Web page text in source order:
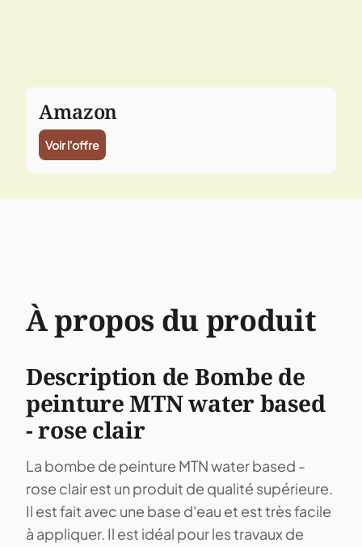
Amazon
Voir l'offre
À propos du produit
Description de Bombe de
peinture MTN water based
- rose clair
La bombe de peinture MTN water based -
rose clair est un produit de qualité supérieure.
Il est fait avec une base d'eau et est très facile
à appliquer. Il est idéal pour les travaux de